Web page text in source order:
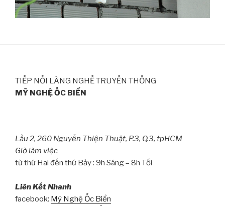
TIẾP NỐI LÀNG NGHỀ TRUYỀN THỐNG
MỸ NGHỆ ỐC BIỂN
Lầu 2, 260 Nguyễn Thiện Thuật, P.3, Q.3, tpHCM
Giờ làm việc
từ thứ Hai đến thứ Bảy : 9h Sáng – 8h Tối
Liên Kết Nhanh
facebook: Mỹ Nghệ Ốc Biển